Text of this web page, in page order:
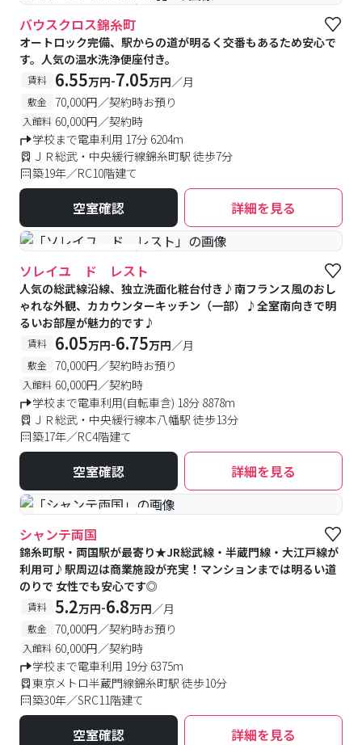
#予約受付中 #空室待ち
バウスクロス錦糸町
オートロック完備、駅からの道が明るく交番もあるため安心で
す。人気の温水洗浄便座付き。
賃料 6.55万円-7.05万円／月
敷金 70,000円／契約時お預り
入館料 60,000円／契約時
学校まで電車利用 17分 6204m
ＪＲ総武・中央緩行線錦糸町駅 徒歩7分
築19年／RC10階建て
空室確認 詳細を見る
#予約受付中 #空室待ち
ソレイユ ド レスト
人気の総武線沿線、独立洗面化粧台付き♪南フランス風のおし
ゃれな外観、カカウンターキッチン（一部）♪全室南向きで明
るいお部屋が魅力的です♪
賃料 6.05万円-6.75万円／月
敷金 70,000円／契約時お預り
入館料 60,000円／契約時
学校まで電車利用(自転車含) 18分 8878m
ＪＲ総武・中央緩行線本八幡駅 徒歩13分
築17年／RC4階建て
空室確認 詳細を見る
#予約受付中 #空室待ち
シャンテ両国
錦糸町駅・両国駅が最寄り★JR総武線・半蔵門線・大江戸線が
利用可♪駅周辺は商業施設が充実！マンションまでは明るい道
のりで 女性でも安心です◎
賃料 5.2万円-6.8万円／月
敷金 70,000円／契約時お預り
入館料 60,000円／契約時
学校まで電車利用 19分 6375m
東京メトロ半蔵門線錦糸町駅 徒歩10分
築30年／SRC11階建て
空室確認 詳細を見る